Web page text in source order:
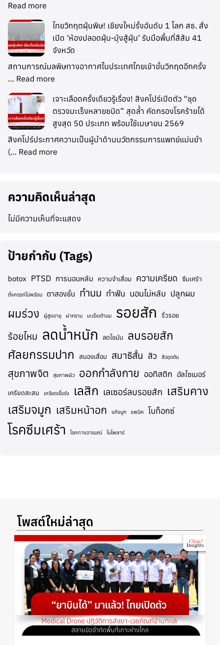
Read more
ไทยวิกฤตฝุ่นพิษ! เชียงใหม่รั้งอันดับ 1 โลก สธ. สั่ง
เปิด ‘ห้องปลอดฝุ่น-มุ้งสู้ฝุ่น’ รับมือพื้นที่สีส้ม 41
จังหวัด
สถานการณ์มลพิษทางอากาศในประเทศไทยเข้าขั้นวิกฤตอีกครั้ง
… Read more
เจาะเลือดครั้งเดียวรู้เรื่อง! สิงคโปร์เปิดตัว “ชุด
ตรวจมะเร็งหลายชนิด” สุดล้ำ คัดกรองโรคร้ายได้
สูงสุด 50 ประเภท พร้อมใช้เมษายน 2569
สิงคโปร์ประกาศความเป็นผู้นำด้านนวัตกรรมการแพทย์แม่นยำ
(… Read more
ความคิดเห็นล่าสุด
ไม่มีความเห็นที่จะแสดง
ป้ายกำกับ (Tags)
botox PTSD การนอนหลับ ความจำเสื่อม ความเครียด ซึมเศร้า
ตั้งครรภ์ไม่พร้อม ตาสองชั้น ทำนม ทำฟัน นอนไม่หลับ ปลูกผม
ผมร่วง ผู้สูงอายุ ผ่ากราม มะเร็งเต้านม รอยสัก ริ้วรอย
ร้อยไหม ลดน้ำหนัก ลดไขมัน ลบรอยสัก
ศัลยกรรมปาก สมองเสื่อม สมาธิสั้น สิว สิวอุดตัน
สุขภาพจิต สุขภาพผิว ออกกำลังกาย ออทิสติก อัลไซเมอร์
เครียดสะสม เครียดเรื้อรัง เลสิก เลเซอร์ลบรอยสัก เสริมคาง
เสริมจมูก เสริมหน้าอก แก้จมูก แพนิค โบท็อกซ์
โรคซึมเศร้า โรคทางอารมณ์ ไบโพลาร์
โพสต์ใหม่ล่าสุด